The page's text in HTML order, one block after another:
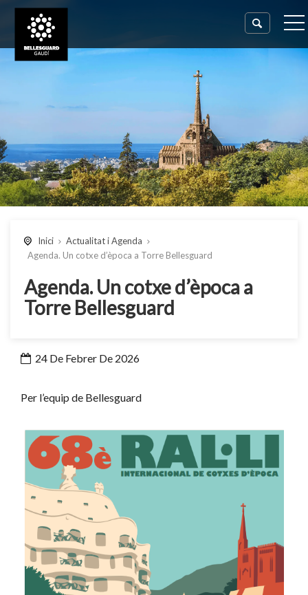
Inici
Actualitat i Agenda
Agenda. Un cotxe d’època a Torre Bellesguard
Agenda. Un cotxe d’època a
Torre Bellesguard
24 De Febrer De 2026
Per l’equip de Bellesguard